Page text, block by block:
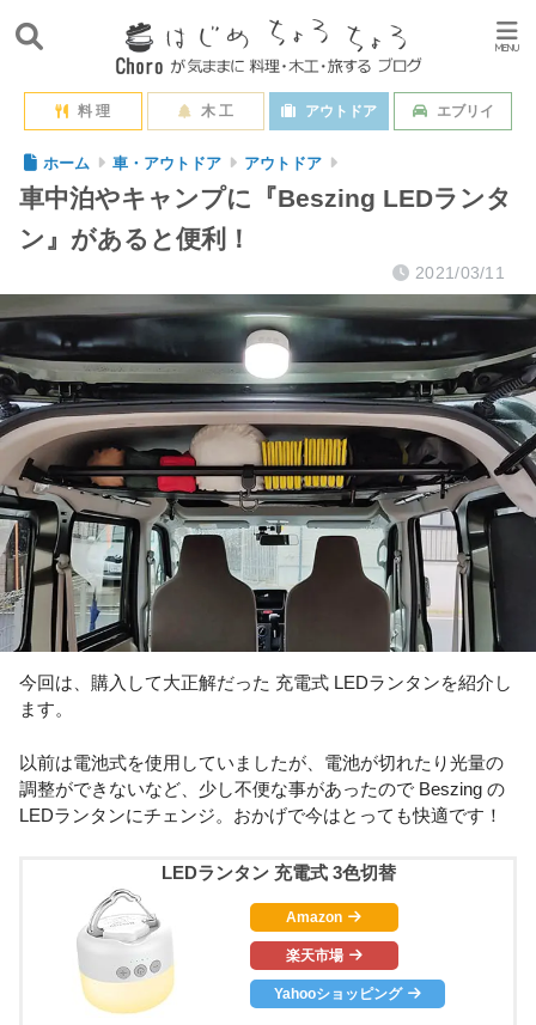
料 理 木 工 アウトドア エブリイ
ホーム 車・アウトドア アウトドア
車中泊やキャンプに『Beszing LEDランタ
ン』があると便利！
2021/03/11
今回は、購入して大正解だった 充電式 LEDランタンを紹介し
ます。
以前は電池式を使用していましたが、電池が切れたり光量の
調整ができないなど、少し不便な事があったので Beszing の
LEDランタンにチェンジ。おかげで今はとっても快適です！
LEDランタン 充電式 3色切替
Amazon
楽天市場
Yahooショッピング